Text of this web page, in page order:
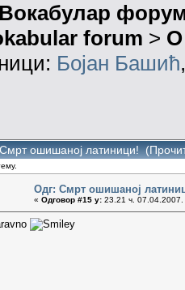
Вокабулар
forum > О
Бојан Башић
ошишаној латиници!
Одг: Смрт ошишаној
« Одговор #15 у: 23.21 ч. 07.04.2007.